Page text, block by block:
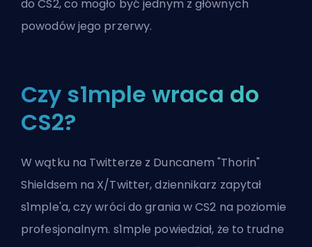
do CS2, co mogło być jednym z głównych
powodów jego przerwy.
Czy s1mple wraca do
CS2?
W wątku na Twitterze z Duncanem "Thorin"
Shieldsem na X/Twitter, dziennikarz zapytał
s1mple'a, czy wróci do grania w CS2 na poziomie
profesjonalnym. s1mple powiedział, że to trudne